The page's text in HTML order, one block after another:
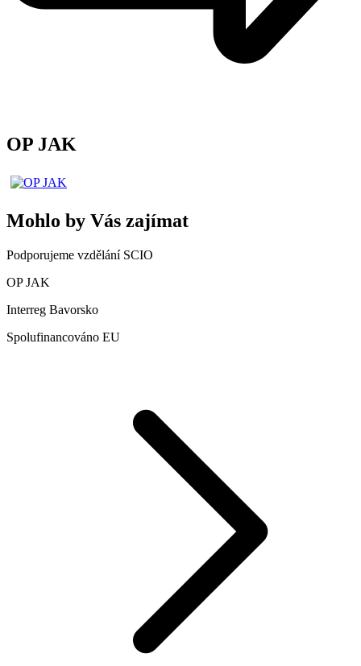
OP JAK
Mohlo by Vás zajímat
Podporujeme vzdělání SCIO
OP JAK
Interreg Bavorsko
Spolufinancováno EU